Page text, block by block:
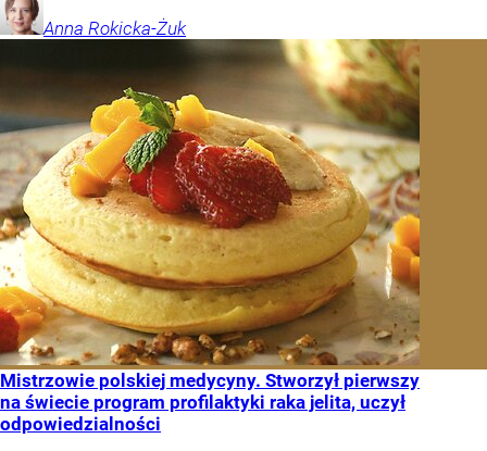
Anna Rokicka-Żuk
Mistrzowie polskiej medycyny. Stworzył pierwszy
na świecie program profilaktyki raka jelita, uczył
odpowiedzialności